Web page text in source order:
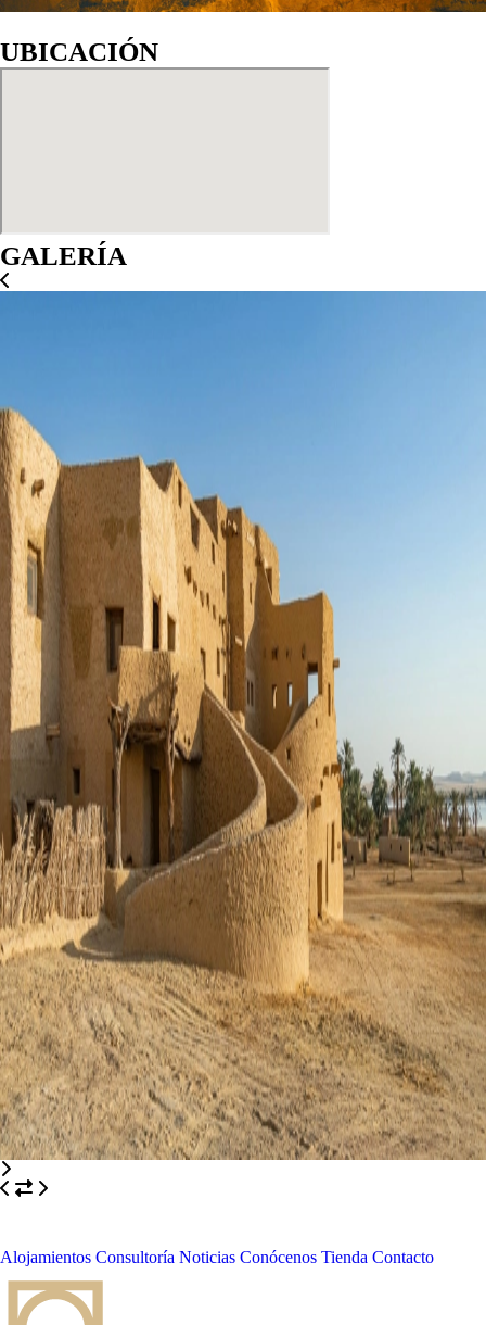
UBICACIÓN
GALERÍA
Alojamientos Consultoría Noticias Conócenos Tienda Contacto